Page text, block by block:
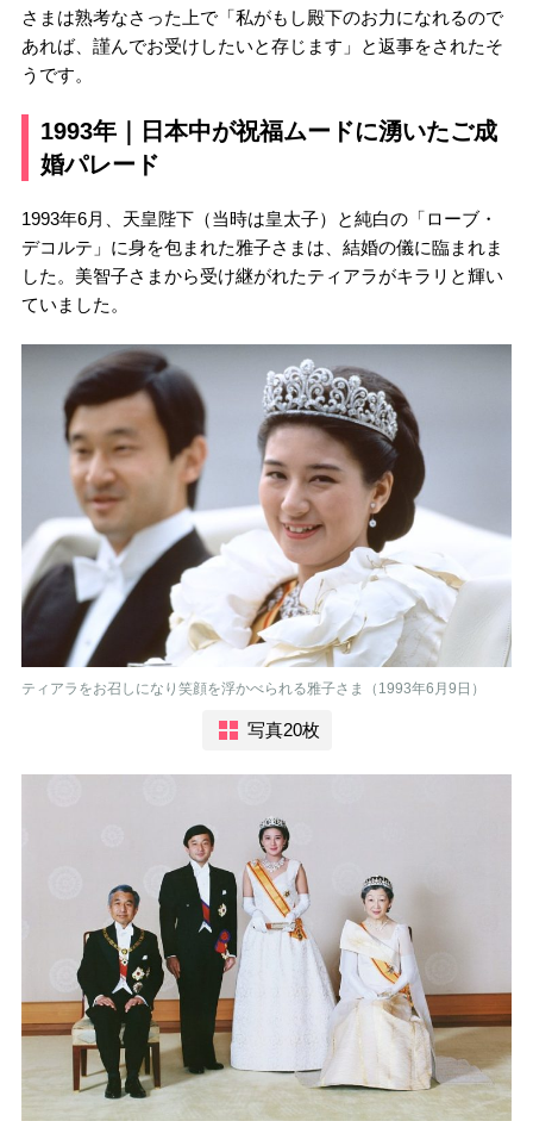
さまは熟考なさった上で「私がもし殿下のお力になれるので
あれば、謹んでお受けしたいと存じます」と返事をされたそ
うです。
1993年｜日本中が祝福ムードに湧いたご成
婚パレード
1993年6月、天皇陛下（当時は皇太子）と純白の「ローブ・
デコルテ」に身を包まれた雅子さまは、結婚の儀に臨まれま
した。美智子さまから受け継がれたティアラがキラリと輝い
ていました。
ティアラをお召しになり笑顔を浮かべられる雅子さま（1993年6月9日）
写真20枚